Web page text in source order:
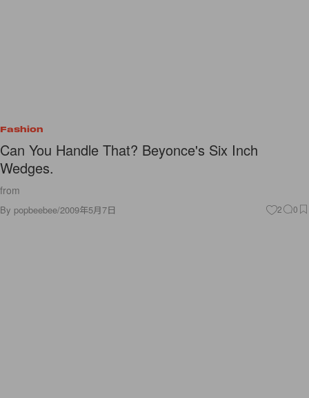
Fashion
Can You Handle That? Beyonce's Six Inch
Wedges.
from
By popbeebee/2009年5月7日 2 0